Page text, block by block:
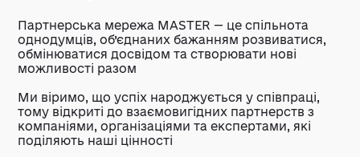
Партнерська мережа MASTER — це спільнота
однодумців, об’єднаних бажанням розвиватися,
обмінюватися досвідом та створювати нові
можливості разом
Ми віримо, що успіх народжується у співпраці,
тому відкриті до взаємовигідних партнерств з
компаніями, організаціями та експертами, які
поділяють наші цінності